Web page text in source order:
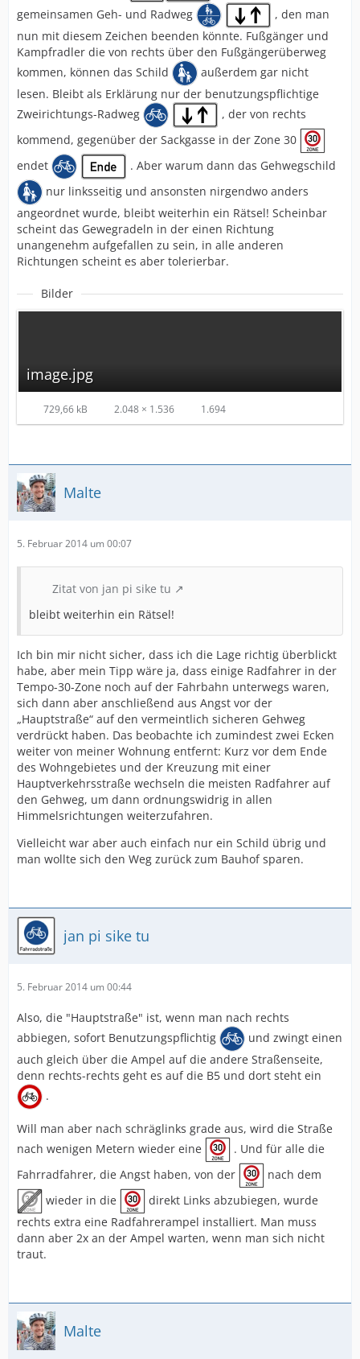
gemeinsamen Geh- und Radweg
, den man
nun mit diesem Zeichen beenden könnte. Fußgänger und
Kampfradler die von rechts über den Fußgängerüberweg
kommen, können das Schild
außerdem gar nicht
lesen. Bleibt als Erklärung nur der benutzungspflichtige
Zweirichtungs-Radweg
, der von rechts
kommend, gegenüber der Sackgasse in der Zone 30
endet
. Aber warum dann das Gehwegschild
nur linksseitig und ansonsten nirgendwo anders
angeordnet wurde, bleibt weiterhin ein Rätsel! Scheinbar
scheint das Gewegradeln in der einen Richtung
unangenehm aufgefallen zu sein, in alle anderen
Richtungen scheint es aber tolerierbar.
Bilder
image.jpg
729,66 kB 2.048 × 1.536 1.694
Malte
5. Februar 2014 um 00:07
Zitat von jan pi sike tu
bleibt weiterhin ein Rätsel!
Ich bin mir nicht sicher, dass ich die Lage richtig überblickt
habe, aber mein Tipp wäre ja, dass einige Radfahrer in der
Tempo-30-Zone noch auf der Fahrbahn unterwegs waren,
sich dann aber anschließend aus Angst vor der
„Hauptstraße“ auf den vermeintlich sicheren Gehweg
verdrückt haben. Das beobachte ich zumindest zwei Ecken
weiter von meiner Wohnung entfernt: Kurz vor dem Ende
des Wohngebietes und der Kreuzung mit einer
Hauptverkehrsstraße wechseln die meisten Radfahrer auf
den Gehweg, um dann ordnungswidrig in allen
Himmelsrichtungen weiterzufahren.
Vielleicht war aber auch einfach nur ein Schild übrig und
man wollte sich den Weg zurück zum Bauhof sparen.
jan pi sike tu
5. Februar 2014 um 00:44
Also, die "Hauptstraße" ist, wenn man nach rechts
abbiegen, sofort Benutzungspflichtig
und zwingt einen
auch gleich über die Ampel auf die andere Straßenseite,
denn rechts-rechts geht es auf die B5 und dort steht ein
.
Will man aber nach schräglinks grade aus, wird die Straße
nach wenigen Metern wieder eine
. Und für alle die
Fahrradfahrer, die Angst haben, von der
nach dem
wieder in die
direkt Links abzubiegen, wurde
rechts extra eine Radfahrerampel installiert. Man muss
dann aber 2x an der Ampel warten, wenn man sich nicht
traut.
Malte